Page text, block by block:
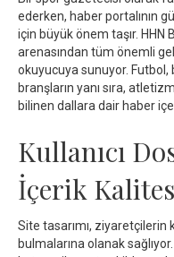
ederken, haber portalının
için büyük önem taşır. HHN
arenasından tüm önemli
okuyucuya sunuyor.
branşların yanı sıra,
bilinen dallara dair haber
Kullanıcı
İçerik
Site tasarımı, ziyaretçilerin
bulmalarına olanak